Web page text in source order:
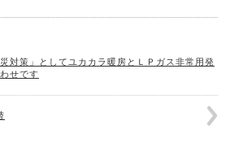
対策」としてユカカラ暖房とＬＰガス非常用発
せです